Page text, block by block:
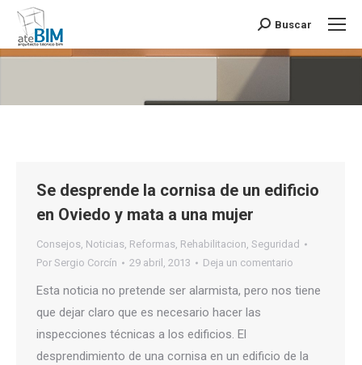
Buscar:
Buscar
Se desprende la cornisa de un edificio
en Oviedo y mata a una mujer
Consejos, Noticias, Reformas, Rehabilitacion, Seguridad
Por Sergio Corcín 29 abril, 2013 Deja un comentario
Esta noticia no pretende ser alarmista, pero nos tiene
que dejar claro que es necesario hacer las
inspecciones técnicas a los edificios. El
desprendimiento de una cornisa en un edificio de la